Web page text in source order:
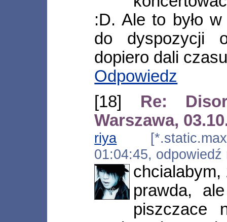
:D. Ale to było
do dyspozycji
dopiero dali
Odpowiedz
[18] Re:
Warszawa,
riya
01:04:45,
prawda,
piszczace